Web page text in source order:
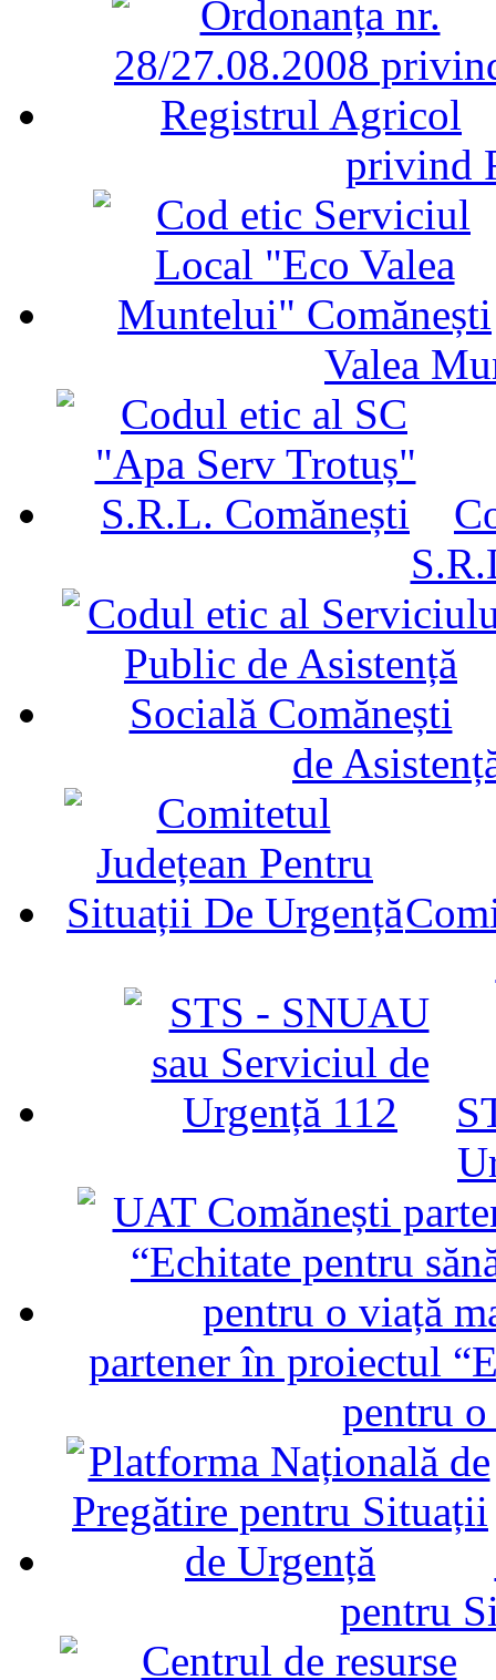
privind
Valea
de
partener în proiectul
pentru
pentru